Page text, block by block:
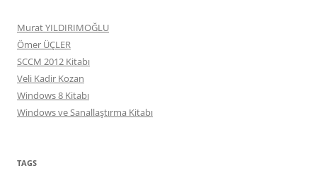
Murat YILDIRIMOĞLU
Ömer ÜÇLER
SCCM 2012 Kitabı
Veli Kadir Kozan
Windows 8 Kitabı
Windows ve Sanallaştırma Kitabı
TAGS